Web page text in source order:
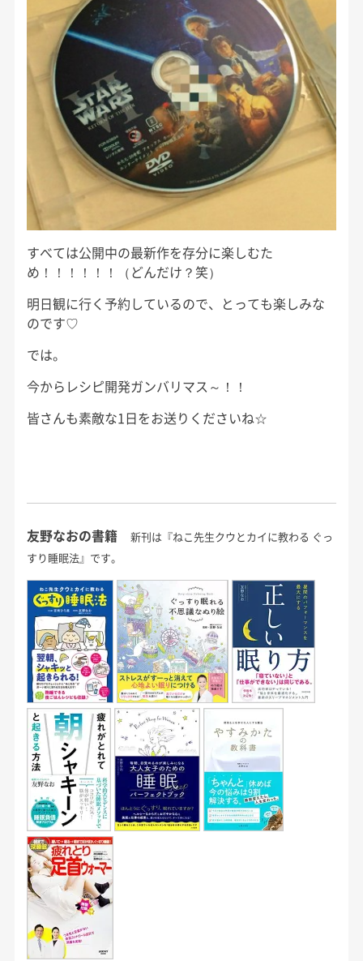
すべては公開中の最新作を存分に楽しむた
め！！！！！！（どんだけ？笑）
明日観に行く予約しているので、とっても楽しみな
のです♡
では。
今からレシピ開発ガンバリマス～！！
皆さんも素敵な1日をお送りくださいね☆
友野なおの書籍
新刊は『ねこ先生クウとカイに教わる ぐっ
すり睡眠法』です。